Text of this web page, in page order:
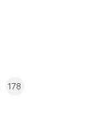
178